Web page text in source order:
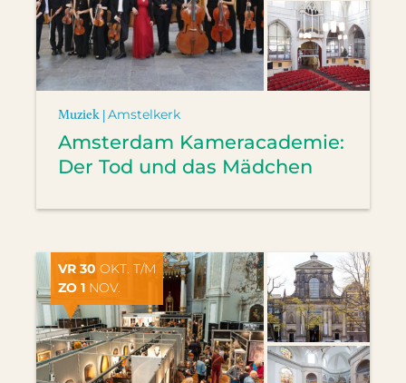
Muziek |Amstelkerk
Amsterdam Kameracademie:
Der Tod und das Mädchen
VR 30 OKT. T/M
ZO 1 NOV.